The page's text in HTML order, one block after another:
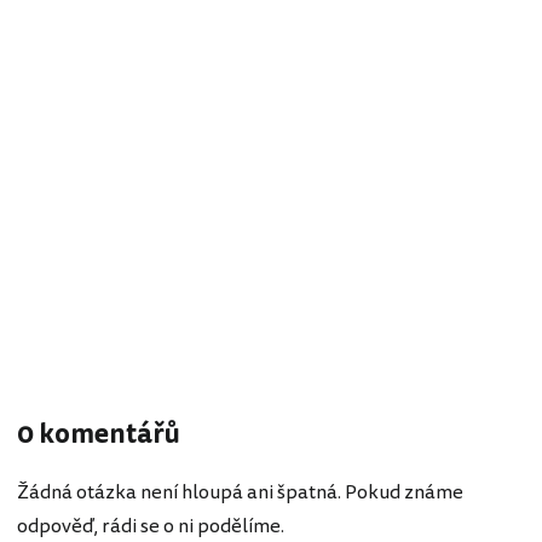
0 komentářů
Žádná otázka není hloupá ani špatná. Pokud známe
odpověď, rádi se o ni podělíme.